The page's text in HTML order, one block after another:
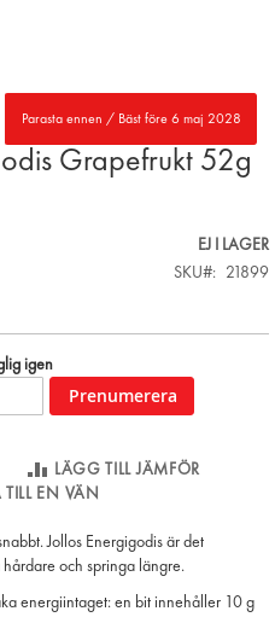
Parasta ennen / Bäst före 6 maj 2028
Grapefrukt 52g
EJ I LAGER
SKU
21899
igen
Prenumerera
LÄGG TILL JÄMFÖR
TILL EN VÄN
Jollos Energigodis är det
och springa längre.
energiintaget: en bit innehåller 10 g